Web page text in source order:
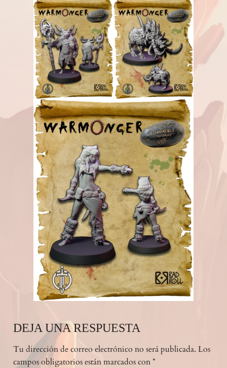
DEJA UNA RESPUESTA
Tu dirección de correo electrónico no será publicada. Los
campos obligatorios están marcados con*